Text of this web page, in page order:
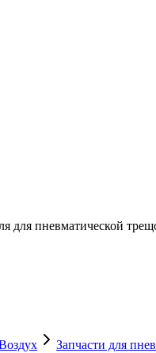
для пневматической
Запчасти для